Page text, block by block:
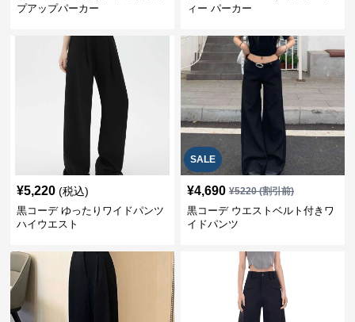
プアップパーカー
ィー パーカー
¥5,220 (税込)
黒コーデ ゆったりワイドパンツ
ハイウエスト
SALE
¥4,690 ¥5220(割引前)
黒コーデ ウエストベルト付きワ
イドパンツ